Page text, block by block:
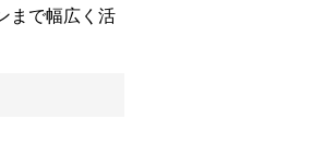
まで幅広く活